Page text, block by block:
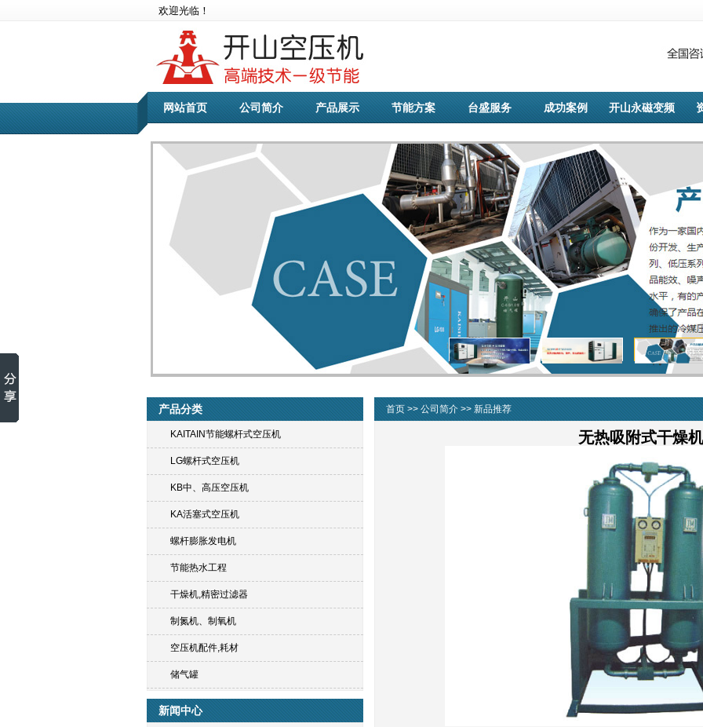
欢迎光临！
网站首页 公司简介 产品展示 节能方案 台盛服务 成功案例 开山永磁变频
空压机简介
产品分类
KAITAIN节能螺杆式空压机
LG螺杆式空压机
KB中、高压空压机
KA活塞式空压机
螺杆膨胀发电机
节能热水工程
干燥机,精密过滤器
制氮机、制氧机
空压机配件,耗材
储气罐
新闻中心
首页 >> 公司简介>>新品推荐
无热吸附式干燥机